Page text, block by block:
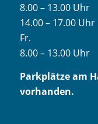
8.00 – 13.00 Uhr
14.00 – 17.00 Uhr
Fr.
8.00 – 13.00 Uhr
Parkplätze am
vorhanden.